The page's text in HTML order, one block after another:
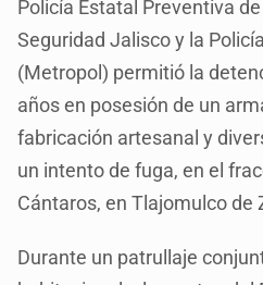
Policía Estatal Preventiva
Seguridad Jalisco y la
(Metropol) permitió la
años en posesión de un
fabricación artesanal y
un intento de fuga, en el
Cántaros, en Tlajomulco de
Durante un patrullaje